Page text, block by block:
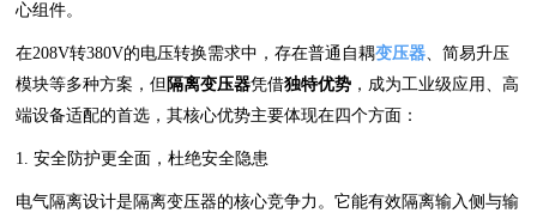
心组件。
在208V转380V的电压转换需求中，存在普通自耦变压器、简易升压
模块等多种方案，但 隔离变压器凭借独特优势 ，成为工业级应用、高
端设备适配的首选，其核心优势主要体现在四个方面：
1. 安全防护更全面，杜绝安全隐患
电气隔离设计是隔离变压器的核心竞争力。它能有效隔离输入侧与输